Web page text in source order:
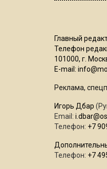
Главный
Телефон
101000, г.
E-mail:
Реклама,
Игорь Дбар
Email:
Телефон: +7
Телефон: +7